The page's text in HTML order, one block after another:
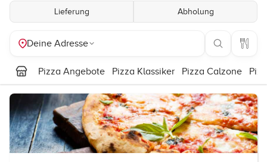
Lieferung Abholung
Deine Adresse
Pizza Angebote Pizza Klassiker Pizza Calzone